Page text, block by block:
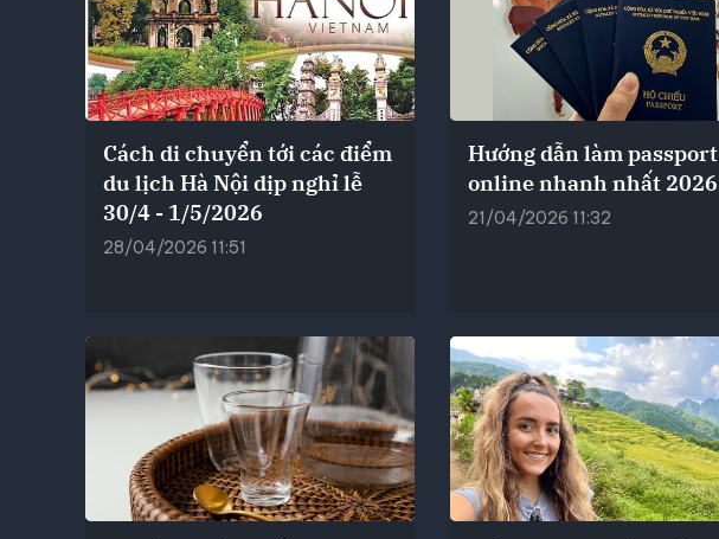
Cách di chuyển tới các điểm
du lịch Hà Nội dịp nghỉ lễ
30/4 - 1/5/2026
28/04/2026 11:51
Hướng dẫn làm passport
online nhanh nhất 2026
21/04/2026 11:32